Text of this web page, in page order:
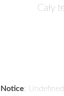
Cały
Notice: